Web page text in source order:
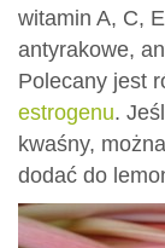
witamin A, C,
antyrakowe,
Polecany jest
estrogenu.
kwaśny,
dodać do